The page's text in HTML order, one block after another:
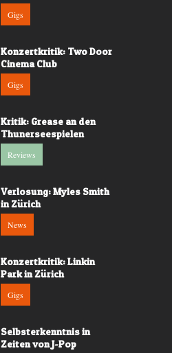
Gigs
Konzertkritik: Two Door
Cinema Club
Gigs
Kritik: Grease an den
Thunerseespielen
Reviews
Verlosung: Myles Smith
in Zürich
News
Konzertkritik: Linkin
Park in Zürich
Gigs
Selbsterkenntnis in
Zeiten von J-Pop